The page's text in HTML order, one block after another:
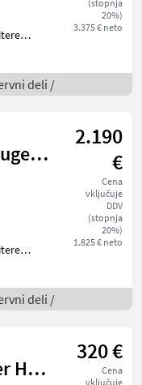
(stopnja
20%)
3.375 € neto
2
deli
deli /
2.190
€
Cena
vključuje
DDV
(stopnja
20%)
1.825 € neto
deli /
HSE
320 €
Cena
vključuje